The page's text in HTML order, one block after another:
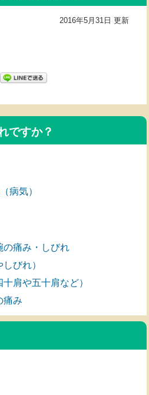
2016年5月31日 更新
ですか？
病気）
の痛み・しびれ
びれ）
肩や五十肩など）
痛み